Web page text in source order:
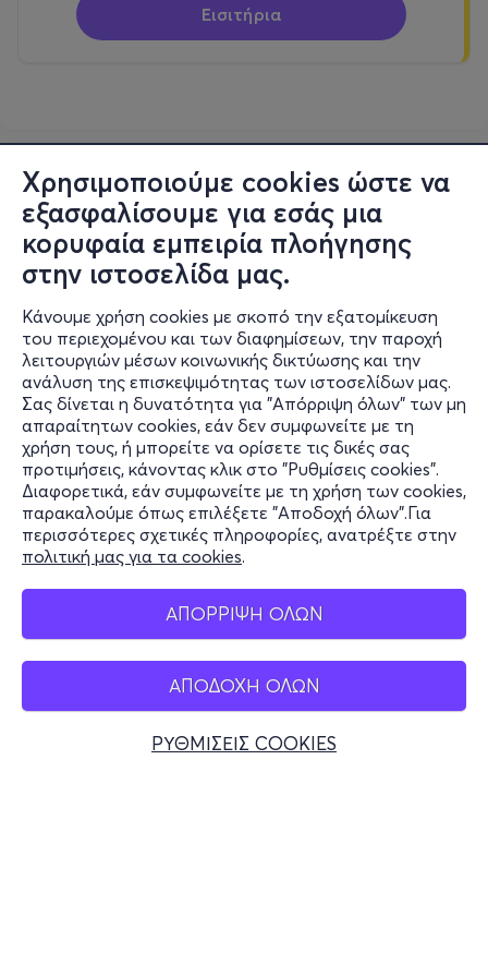
Χρησιμοποιούμε cookies ώστε να
εξασφαλίσουμε για εσάς μια
κορυφαία εμπειρία πλοήγησης
στην ιστοσελίδα μας.
Κάνουμε χρήση cookies με σκοπό την εξατομίκευση
του περιεχομένου και των διαφημίσεων, την παροχή
λειτουργιών μέσων κοινωνικής δικτύωσης και την
ανάλυση της επισκεψιμότητας των ιστοσελίδων μας.
Σας δίνεται η δυνατότητα για "Απόρριψη όλων" των μη
απαραίτητων cookies, εάν δεν συμφωνείτε με τη
χρήση τους, ή μπορείτε να ορίσετε τις δικές σας
προτιμήσεις, κάνοντας κλικ στο "Ρυθμίσεις cookies".
Διαφορετικά, εάν συμφωνείτε με τη χρήση των cookies,
παρακαλούμε όπως επιλέξετε "Αποδοχή όλων".Για
περισσότερες σχετικές πληροφορίες, ανατρέξτε στην
πολιτική μας για τα cookies.
ΑΠΟΡΡΙΨΗ ΟΛΩΝ
ΑΠΟΔΟΧΗ ΟΛΩΝ
ΡΥΘΜΙΣΕΙΣ COOKIES
Εισιτήρια
Πληροφορίες
Υποστήριξη
Stay Connected
Mobile app